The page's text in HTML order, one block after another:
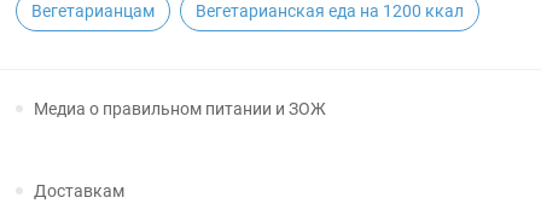
Вегетарианцам Вегетарианская еда на 1200 ккал
Медиа о правильном питании и ЗОЖ
Доставкам